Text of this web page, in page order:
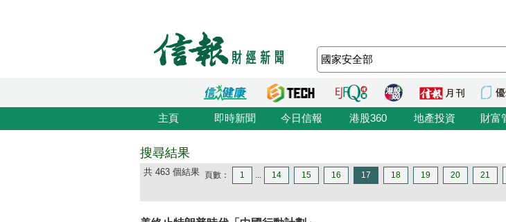
主頁 即時新聞 今日信報 港股360 地產投資 財富
搜尋結果
共 463 個結果 頁數： 1 ... 14 15 16 17 18 19 20 21